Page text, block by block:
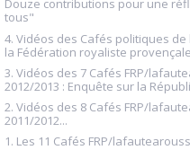
Douze contributions pour une
tous"
4. Vidéos des Cafés politiques
la Fédération royaliste
3. Vidéos des 7 Cafés FRP/
2012/2013 : Enquête sur la
2. Vidéos des 8 Cafés FRP/
2011/2012...
1. Les 11 Cafés FRP/